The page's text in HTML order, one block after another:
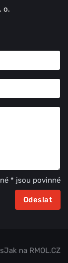
o.
* jsou povinné
Jak na RMOL.CZ